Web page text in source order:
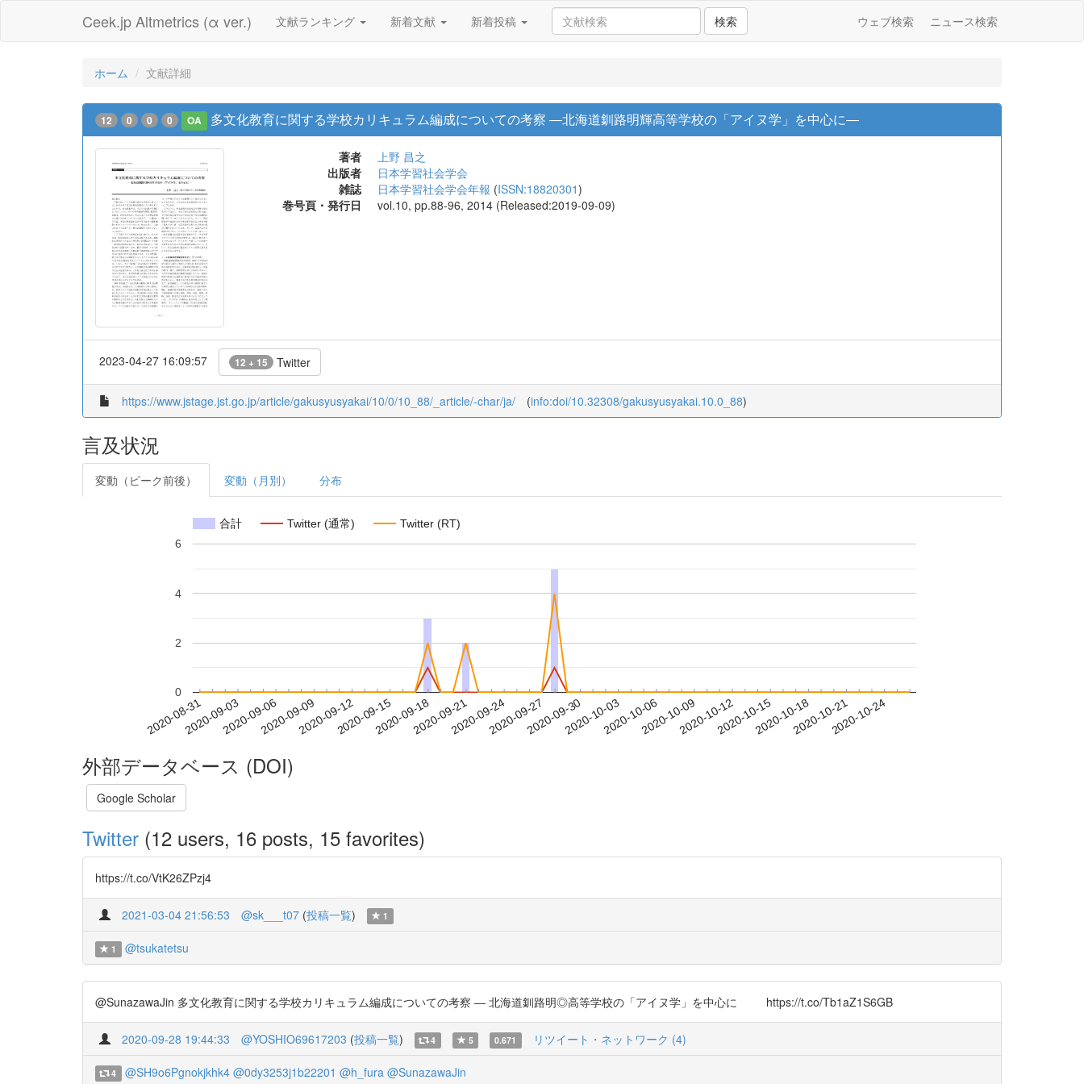
Ceek.jp Altmetrics (α ver.) 文献ランキング 新着文献 新着投稿 検索 ウェブ検索 ニュース検索
ホーム 文献詳細
12 0 0 0 OA 多文化教育に関する学校カリキュラム編成についての考察 ―北海道釧路明輝高等学校の「アイヌ学」を中心に―
著者
上野 昌之
出版者
日本学習社会学会
雑誌
日本学習社会学会年報 (ISSN:18820301)
巻号頁・発行日
vol.10, pp.88-96, 2014 (Released:2019-09-09)
2023-04-27 16:09:57 12 + 15 Twitter
https://www.jstage.jst.go.jp/article/gakusyusyakai/10/0/10_88/_article/-char/ja/ (info:doi/10.32308/gakusyusyakai.10.0_88)
言及状況
変動（ピーク前後） 変動（月別） 分布
合計 Twitter (通常) Twitter (RT)
2020-08-312020-09-032020-09-062020-09-092020-09-122020-09-152020-09-182020-09-212020-09-242020-09-272020-09-302020-10-032020-10-062020-10-092020-10-122020-10-152020-10-182020-10-212020-10-24
0
2
4
6
外部データベース (DOI)
Google Scholar
Twitter (12 users, 16 posts, 15 favorites)
https://t.co/VtK26ZPzj4
2021-03-04 21:56:53 @sk___t07 (投稿一覧) 1
1 @tsukatetsu
@SunazawaJin 多文化教育に関する学校カリキュラム編成についての考察 ― 北海道釧路明◎高等学校の「アイヌ学」を中心に https://t.co/Tb1aZ1S6GB
2020-09-28 19:44:33 @YOSHIO69617203 (投稿一覧) 4 5 0.671 リツイート・ネットワーク (4)
4 @SH9o6Pgnokjkhk4 @0dy3253j1b22201 @h_fura @SunazawaJin